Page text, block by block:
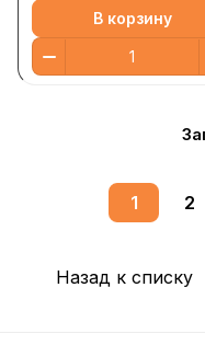
В корзину
1 2
Назад к списку